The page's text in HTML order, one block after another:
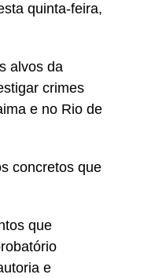
quinta-feira,
alvos da
crimes
e no Rio de
concretos que
que
e